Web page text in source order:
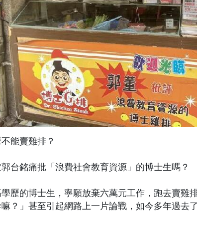
能賣雞排？
台銘痛批「浪費社會教育資源」的博士生嗎？
歷的博士生，寧願放棄六萬元工作，跑去賣雞
？」甚至引起網路上一片論戰，如今多年過去